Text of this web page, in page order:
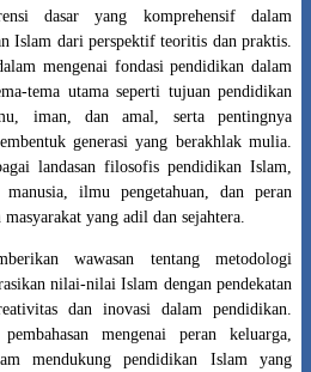
dasar yang komprehensif dalam
Islam dari perspektif teoritis dan praktis.
mengenai fondasi pendidikan dalam
tema utama seperti tujuan pendidikan
iman, dan amal, serta pentingnya
generasi yang berakhlak mulia.
landasan filosofis pendidikan Islam,
manusia, ilmu pengetahuan, dan peran
yang adil dan sejahtera.
wawasan tentang metodologi
nilai-nilai Islam dengan pendekatan
dan inovasi dalam pendidikan.
mengenai peran keluarga,
mendukung pendidikan Islam yang